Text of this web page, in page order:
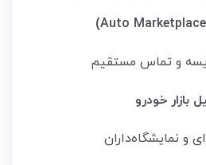
و تماس مستقیم
و نمایشگاه‌داران